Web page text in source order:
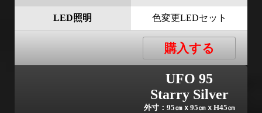
LED照明 色変更LEDセット
購入する
UFO 95
Starry Silver
外寸：95㎝ｘ95㎝ｘH45㎝